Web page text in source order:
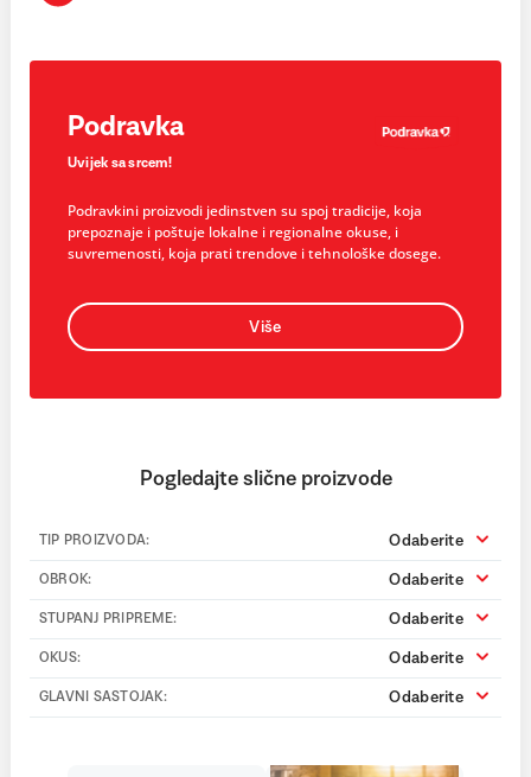
Podravka
Uvijek sa srcem!
Podravkini proizvodi jedinstven su spoj tradicije, koja
prepoznaje i poštuje lokalne i regionalne okuse, i
suvremenosti, koja prati trendove i tehnološke dosege.
Više
Pogledajte slične proizvode
TIP PROIZVODA: Odaberite
OBROK: Odaberite
STUPANJ PRIPREME: Odaberite
OKUS: Odaberite
GLAVNI SASTOJAK: Odaberite